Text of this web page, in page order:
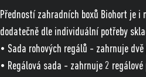
Předností zahradních boxů Biohort je
dodatečně dle individuální potřeby
• Sada rohových regálů - zahrnuje
• Regálová sada - zahrnuje 2